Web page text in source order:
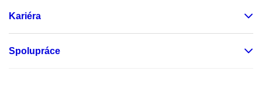
Kariéra
Spolupráce